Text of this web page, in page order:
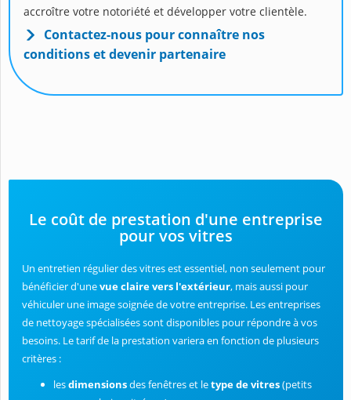
accroître votre notoriété et développer votre clientèle.
Contactez-nous pour connaître nos
conditions et devenir partenaire
Le coût de prestation d'une entreprise
pour vos vitres
Un entretien régulier des vitres est essentiel, non seulement pour
bénéficier d'unevue claire vers l'extérieur, mais aussi pour
véhiculer une image soignée de votre entreprise. Les entreprises
de nettoyage spécialisées sont disponibles pour répondre à vos
besoins. Le tarif de la prestation variera en fonction de plusieurs
critères :
lesdimensionsdes fenêtres et letype de vitres(petits